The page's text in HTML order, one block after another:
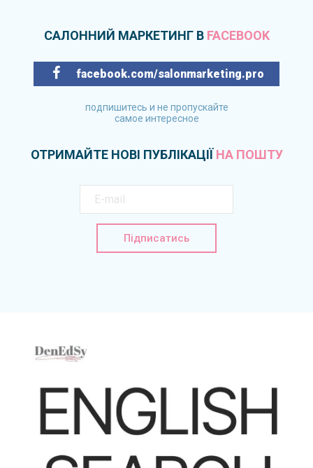
САЛОННИЙ МАРКЕТИНГ В FACEBOOK
facebook.com/salonmarketing.pro
подпишитесь и не пропускайте
самое интересное
ОТРИМАЙТЕ НОВІ ПУБЛІКАЦІЇНА ПОШТУ
Підписатись